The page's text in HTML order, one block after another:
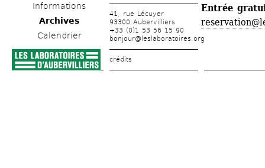
Informations
Archives
Calendrier
41, rue Lécuyer
93300 Aubervilliers
+33 (0)1 53 56 15 90
bonjour@leslaboratoires.org
crédits
Entrée